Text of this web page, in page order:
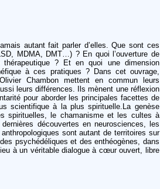
autant fait parler d’elles. Que sont ces
MDMA, DMT…) ? En quoi l’ouverture de
? Et en quoi une dimension
à ces pratiques ? Dans cet ouvrage,
Chambon mettent en commun leurs
leurs différences. Ils mènent une réflexion
pour aborder les principales facettes de
scientifique à la plus spirituelle.La genèse
spirituelles, le chamanisme et les cultes à
découvertes en neurosciences, les
sont autant de territoires sur
psychédéliques et des enthéogènes, dans
à un véritable dialogue à cœur ouvert, libre